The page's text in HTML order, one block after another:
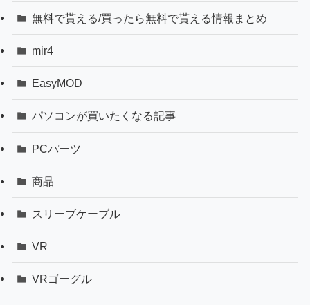
無料で貰える/買ったら無料で貰える情報まとめ
mir4
EasyMOD
パソコンが買いたくなる記事
PCパーツ
商品
スリーブケーブル
VR
VRゴーグル